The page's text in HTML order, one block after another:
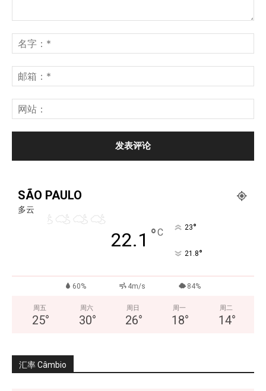
SÃO PAULO
多云
22.1 °C 23°
21.8°
60% 4m/s 84%
周五
25°
周六
30°
周日
26°
周一
18°
周二
14°
汇率 Câmbio